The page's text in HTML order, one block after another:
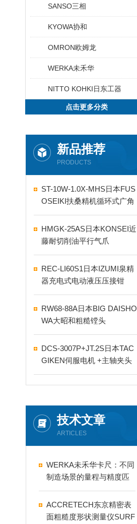
SANSO三相
KYOWA协和
OMRON欧姆龙
WERKA未禾华
NITTO KOHKI日东工器
点击更多分类
新品推荐
PRODUCTS
ST-10W-1.0X-MHS日本FUS
OSEIKI扶桑精机循环式广角
自动喷嘴
HMGK-25AS日本KONSEI近
藤耐切削油平行气爪
REC-LI60S1日本IZUMI泉精
器充电式电动液压压接钳
RW68-88A日本BIG DAISHO
WA大昭和粗糙镗头
DCS-3007P+JT.2S日本TAC
GIKEN伺服电机 +主轴夹头
技术文章
ARTICLES
WERKA未禾华卡尺：不同
制造场景的量程与精度匹
配指南
ACCRETECH东京精密表
面粗糙度形状测量仪SURF